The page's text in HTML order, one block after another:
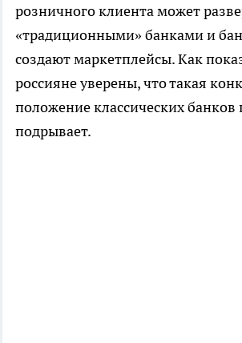
розничного клиента может
«традиционными» банками и
создают маркетплейсы. Как
россияне уверены, что такая
положение классических банков
подрывает.